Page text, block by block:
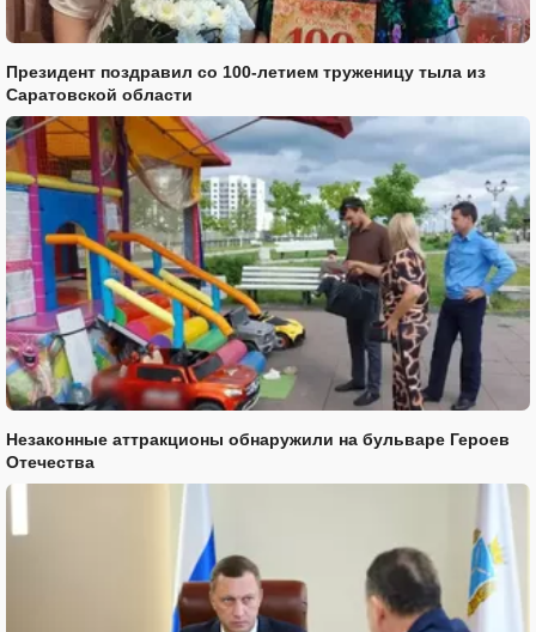
Президент поздравил со 100-летием труженицу тыла из
Саратовской области
Незаконные аттракционы обнаружили на бульваре Героев
Отечества